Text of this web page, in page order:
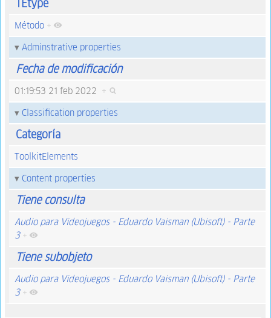
TEtype
Método +
Adminstrative properties
Fecha de modificación
01:19:53 21 feb 2022 +
Classification properties
Categoría
ToolkitElements
Content properties
Tiene consulta
Audio para Videojuegos - Eduardo Vaisman (Ubisoft) - Parte
3 +
Tiene subobjeto
Audio para Videojuegos - Eduardo Vaisman (Ubisoft) - Parte
3 +